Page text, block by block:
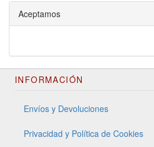
Aceptamos
INFORMACIÓN
Envíos y Devoluciones
Privacidad y Política de Cookies